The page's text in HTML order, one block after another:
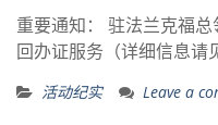
重要通知： 驻法兰克福
回办证服务（详细信息请
活动纪实 Leave a